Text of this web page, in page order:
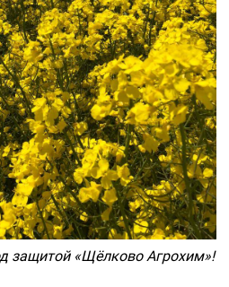
защитой «Щёлково Агрохим»!